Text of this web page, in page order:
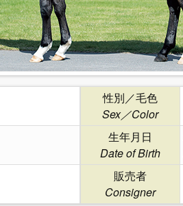
性別／毛色
Sex／Color
生年月日
Date of Birth
販売者
Consigner